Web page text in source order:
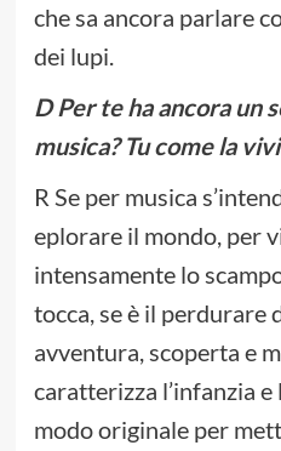
che sa ancora parlare
dei lupi.
D Per te ha ancora un
musica? Tu come la
R Se per musica
eplorare il mondo, per
intensamente lo
tocca, se è il perdurare
avventura, scoperta e
caratterizza l’infanzia e
modo originale per